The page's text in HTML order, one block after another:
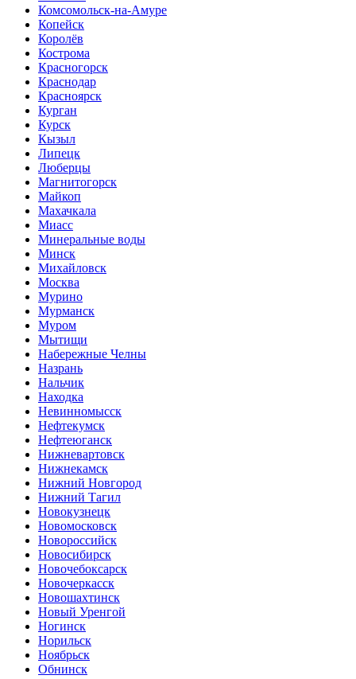
Комсомольск-на-Амуре
Копейск
Королёв
Кострома
Красногорск
Краснодар
Красноярск
Курган
Курск
Кызыл
Липецк
Люберцы
Магнитогорск
Майкоп
Махачкала
Миасс
Минеральные воды
Минск
Михайловск
Москва
Мурино
Мурманск
Муром
Мытищи
Набережные Челны
Назрань
Нальчик
Находка
Невинномысск
Нефтекумск
Нефтеюганск
Нижневартовск
Нижнекамск
Нижний Новгород
Нижний Тагил
Новокузнецк
Новомосковск
Новороссийск
Новосибирск
Новочебоксарск
Новочеркасск
Новошахтинск
Новый Уренгой
Ногинск
Норильск
Ноябрьск
Обнинск